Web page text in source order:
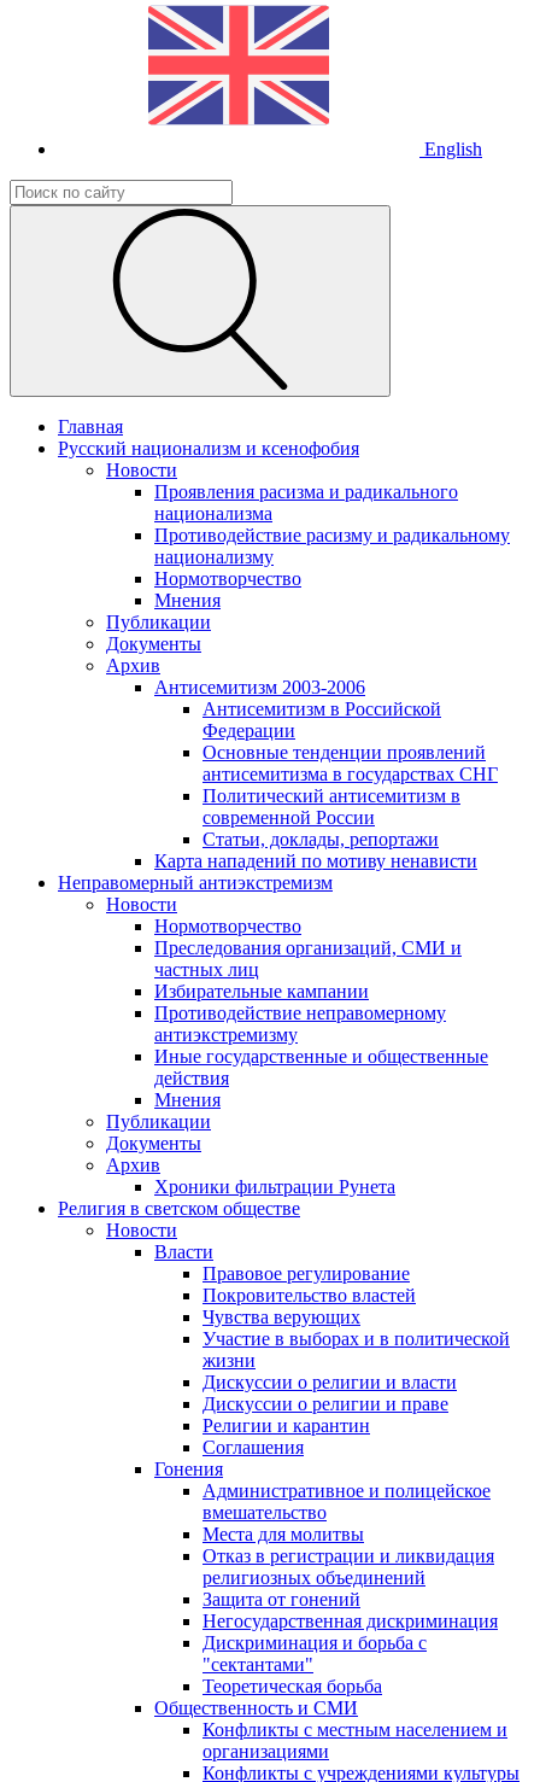
English
Главная
Русский национализм и ксенофобия
Новости
Проявления расизма и радикального
национализма
Противодействие расизму и радикальному
национализму
Нормотворчество
Мнения
Публикации
Документы
Архив
Антисемитизм 2003-2006
Антисемитизм в Российской
Федерации
Основные тенденции проявлений
антисемитизма в государствах СНГ
Политический антисемитизм в
современной России
Статьи, доклады, репортажи
Карта нападений по мотиву ненависти
Неправомерный антиэкстремизм
Новости
Нормотворчество
Преследования организаций, СМИ и
частных лиц
Избирательные кампании
Противодействие неправомерному
антиэкстремизму
Иные государственные и общественные
действия
Мнения
Публикации
Документы
Архив
Хроники фильтрации Рунета
Религия в светском обществе
Новости
Власти
Правовое регулирование
Покровительство властей
Чувства верующих
Участие в выборах и в политической
жизни
Дискуссии о религии и власти
Дискуссии о религии и праве
Религии и карантин
Соглашения
Гонения
Административное и полицейское
вмешательство
Места для молитвы
Отказ в регистрации и ликвидация
религиозных объединений
Защита от гонений
Негосударственная дискриминация
Дискриминация и борьба с
"сектантами"
Теоретическая борьба
Общественность и СМИ
Конфликты с местным населением и
организациями
Конфликты с учреждениями культуры